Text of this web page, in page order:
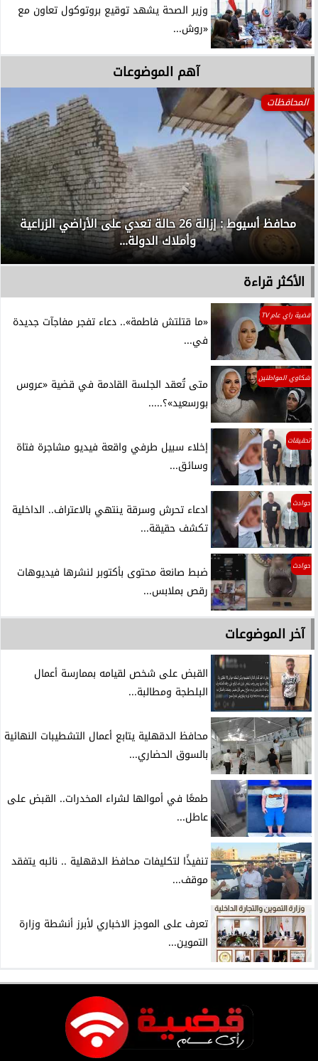
وزير الصحة يشهد توقيع بروتوكول تعاون مع
«روش...
آهم الموضوعات
المحافظات
محافظ أسيوط : إزالة 26 حالة تعدي على الأراضي الزراعية
وأملاك الدولة...
الأكثر قراءة
قضية راي عام TV
«ما قتلتش فاطمة».. دعاء تفجر مفاجآت جديدة
في...
شكاوي المواطنين
متى تُعقد الجلسة القادمة في قضية «عروس
بورسعيد»؟.....
تحقيقات
إخلاء سبيل طرفي واقعة فيديو مشاجرة فتاة
وسائق...
حوادث
ادعاء تحرش وسرقة ينتهي بالاعتراف.. الداخلية
تكشف حقيقة...
حوادث
ضبط صانعة محتوى بأكتوبر لنشرها فيديوهات
رقص بملابس...
آخر الموضوعات
القبض على شخص لقيامه بممارسة أعمال
البلطجة ومطالبة...
محافظ الدقهلية يتابع أعمال التشطيبات النهائية
بالسوق الحضاري...
طمعًا في أموالها لشراء المخدرات.. القبض على
عاطل...
تنفيذًا لتكليفات محافظ الدقهلية .. نائبه يتفقد
موقف...
تعرف على الموجز الاخباري لأبرز أنشطة وزارة
التموين...